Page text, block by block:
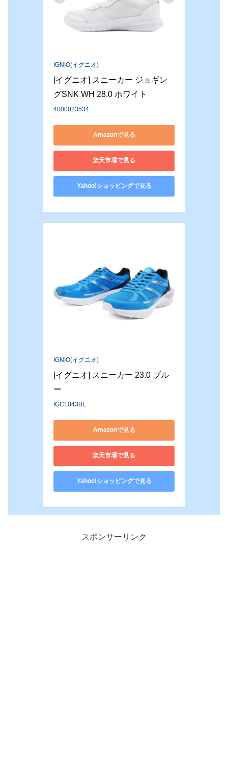
IGNIO(イグニオ)
[イグニオ] スニーカー ジョギン
グSNK WH 28.0 ホワイト
4000023534
Amazonで見る
楽天市場で見る
Yahoo!ショッピングで見る
IGNIO(イグニオ)
[イグニオ] スニーカー 23.0 ブル
ー
IGC1043BL
Amazonで見る
楽天市場で見る
Yahoo!ショッピングで見る
スポンサーリンク